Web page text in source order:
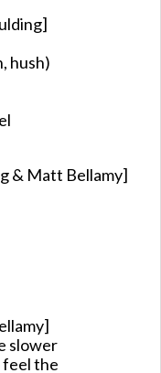
hush)
& Matt Bellamy]
slower
feel the